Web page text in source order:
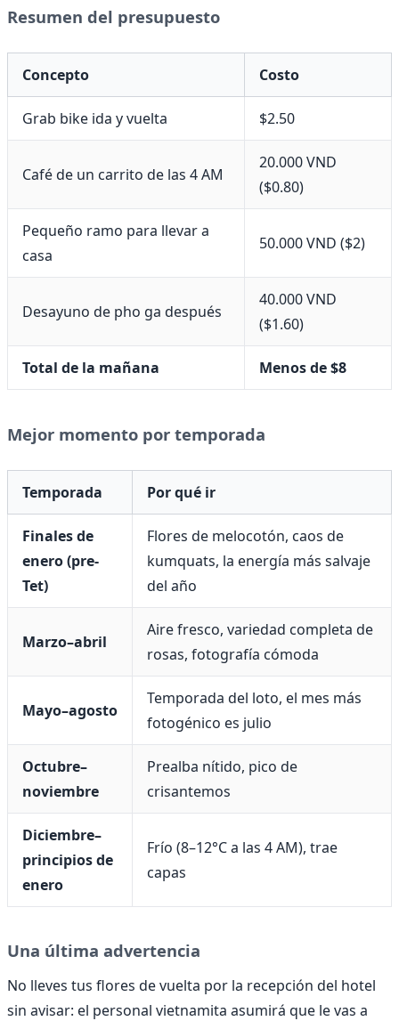
Resumen del presupuesto
Concepto Costo
Grab bike ida y vuelta $2.50
Café de un carrito de las 4 AM
20.000 VND
($0.80)
Pequeño ramo para llevar a
casa
50.000 VND ($2)
Desayuno de pho ga después
40.000 VND
($1.60)
Total de la mañana Menos de $8
Mejor momento por temporada
Temporada Por qué ir
Finales de
enero (pre-
Tet)
Flores de melocotón, caos de
kumquats, la energía más salvaje
del año
Marzo–abril
Aire fresco, variedad completa de
rosas, fotografía cómoda
Mayo–agosto
Temporada del loto, el mes más
fotogénico es julio
Octubre–
noviembre
Prealba nítido, pico de
crisantemos
Diciembre–
principios de
enero
Frío (8–12°C a las 4 AM), trae
capas
Una última advertencia
No lleves tus flores de vuelta por la recepción del hotel
sin avisar: el personal vietnamita asumirá que le vas a